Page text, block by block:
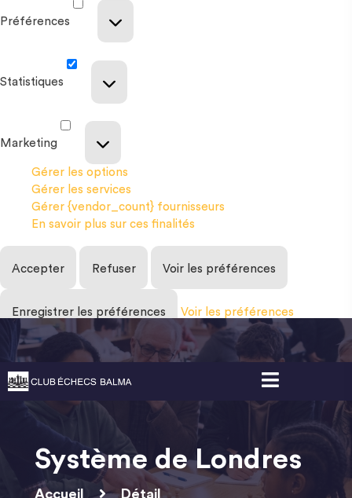
Préférences
Statistiques
Marketing
Gérer les options
Gérer les services
Gérer {vendor_count} fournisseurs
En savoir plus sur ces finalités
Accepter Refuser Voir les préférences
Enregistrer les préférences Voir les préférences
Gestion des cookies
Système de Londres
Accueil Détail